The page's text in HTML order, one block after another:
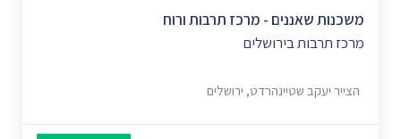
משכנות שאננים - מרכז תרבות ורוח
מרכז תרבות בירושלים
הצייר יעקב שטיינהרדט, ירושלים